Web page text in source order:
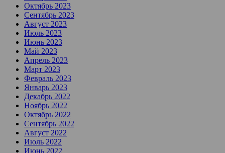
Октябрь 2023
Сентябрь 2023
Август 2023
Июль 2023
Июнь 2023
Май 2023
Апрель 2023
Март 2023
Февраль 2023
Январь 2023
Декабрь 2022
Ноябрь 2022
Октябрь 2022
Сентябрь 2022
Август 2022
Июль 2022
Июнь 2022